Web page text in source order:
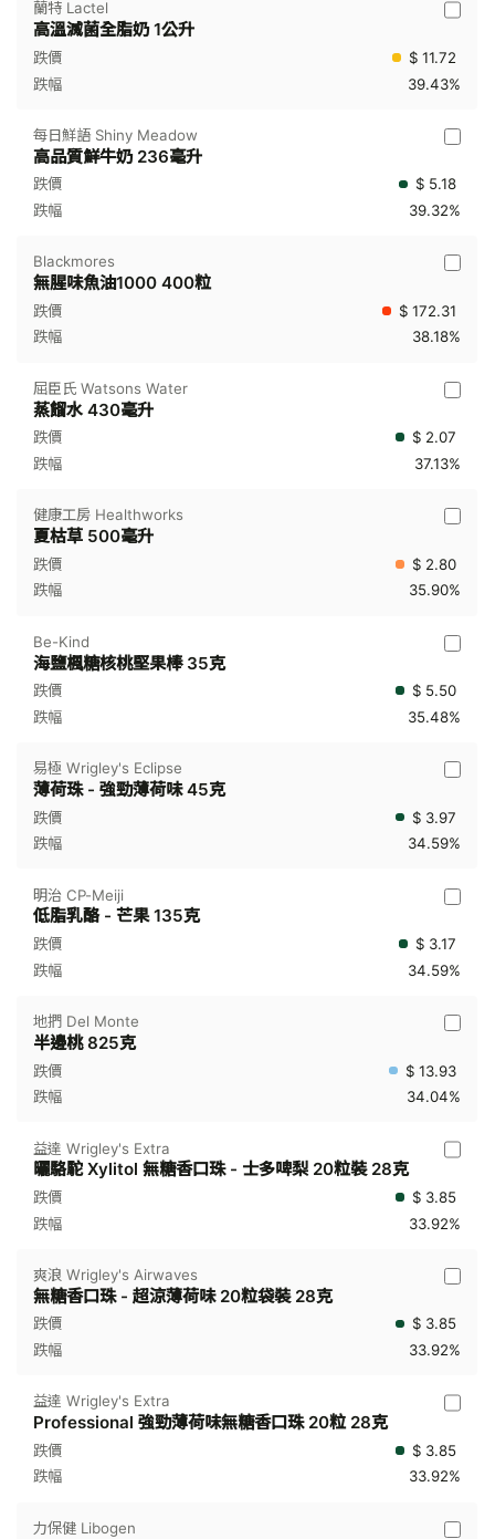
蘭特 Lactel
高溫滅菌全脂奶 1公升
$ 11.72
39.43%
每日鮮語 Shiny Meadow
高品質鮮牛奶 236毫升
$ 5.18
39.32%
Blackmores
無腥味魚油1000 400粒
$ 172.31
38.18%
屈臣氏 Watsons Water
蒸餾水 430毫升
$ 2.07
37.13%
健康工房 Healthworks
夏枯草 500毫升
$ 2.80
35.90%
Be-Kind
海鹽楓糖核桃堅果棒 35克
$ 5.50
35.48%
易極 Wrigley's Eclipse
薄荷珠 - 強勁薄荷味 45克
$ 3.97
34.59%
明治 CP-Meiji
低脂乳酪 - 芒果 135克
$ 3.17
34.59%
地捫 Del Monte
半邊桃 825克
$ 13.93
34.04%
益達 Wrigley's Extra
曬駱駝 Xylitol 無糖香口珠 - 士多啤梨 20粒裝 28克
$ 3.85
33.92%
爽浪 Wrigley's Airwaves
無糖香口珠 - 超涼薄荷味 20粒袋裝 28克
$ 3.85
33.92%
益達 Wrigley's Extra
Professional 強勁薄荷味無糖香口珠 20粒 28克
$ 3.85
33.92%
力保健 Libogen